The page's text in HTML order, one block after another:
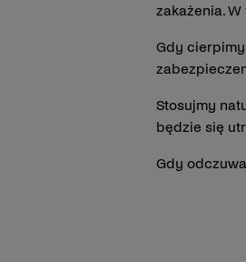
zakażenia.
Gdy
Stosujmy
będzie się
Gdy